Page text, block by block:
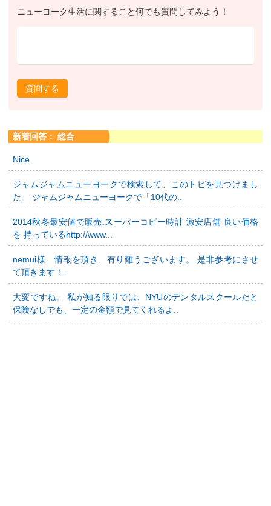
ニューヨーク生活に関すること何でも質問してみよう！
質問する
新着回答： 総合
Nice..
ジャムジャムニューヨークで検索して、このトピを見つけまし
た。 ジャムジャムニューヨークで「10代の..
2014秋冬最安値で販売.スーパーコピー時計 激安店舗 良い価格
を 持っているhttp://www...
nemui様 情報を頂き、有り難うございます。 是非参考にさせ
て頂きます！..
大変ですね。 私が知る限りでは、NYUのデンタルスクールだと
保険なしでも、一定の金額で見てくれるよ..